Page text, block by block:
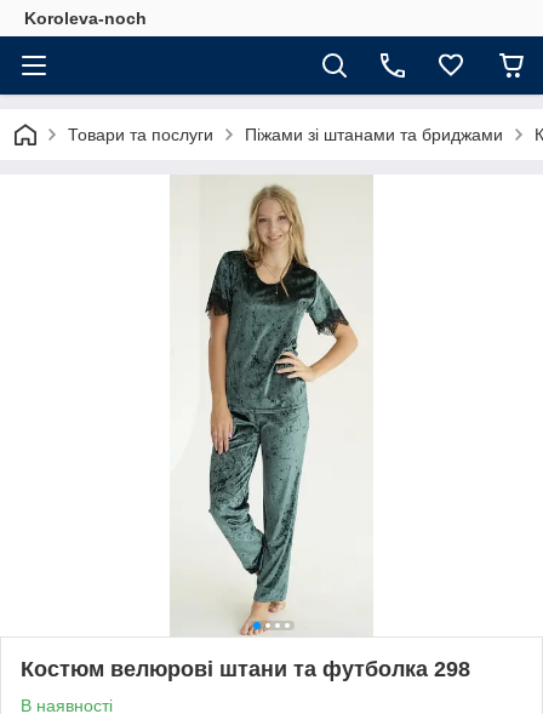
Koroleva-noch
Товари та послуги Піжами зі штанами та бриджами
Костюм велюрові штани та футболка 298
В наявності